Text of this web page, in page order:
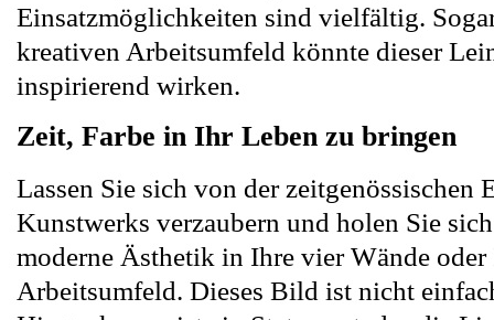
Einsatzmöglichkeiten sind vielfältig.
kreativen Arbeitsumfeld könnte dieser
inspirierend wirken.
Zeit, Farbe in Ihr Leben zu bringen
Lassen Sie sich von der zeitgenössischen
Kunstwerks verzaubern und holen Sie
moderne Ästhetik in Ihre vier Wände oder
Arbeitsumfeld. Dieses Bild ist nicht